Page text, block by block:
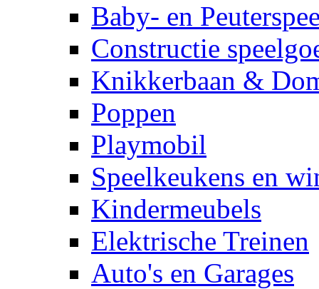
Baby- en
Constructie
Knikkerbaan &
Poppen
Playmobil
Speelkeukens en
Kindermeubels
Elektrische Treinen
Auto's en Garages